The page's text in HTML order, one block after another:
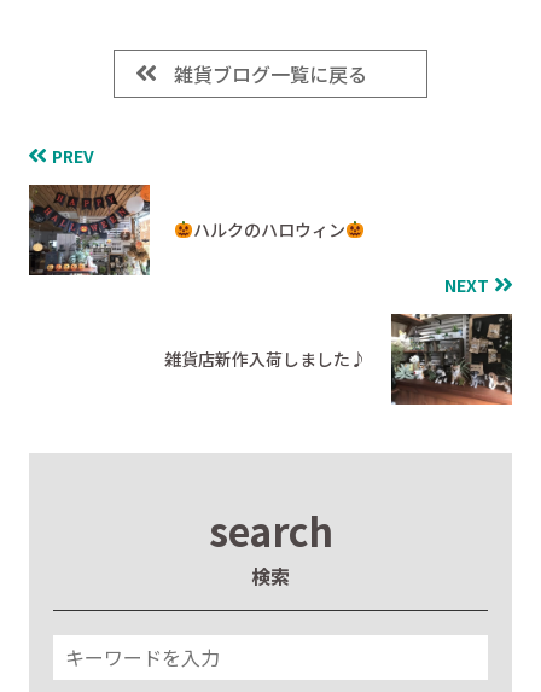
雑貨ブログ一覧に戻る
PREV
ハルクのハロウィン
NEXT
雑貨店新作入荷しました♪
search
検索